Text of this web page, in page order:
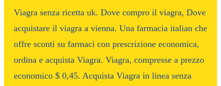
Viagra senza ricetta uk. Dove compro il viagra, Dove
acquistare il viagra a vienna. Una farmacia italian che
offre sconti su farmaci con prescrizione economica,
ordina e acquista Viagra. Viagra, compresse a prezzo
economico $ 0,45. Acquista Viagra in linea senza